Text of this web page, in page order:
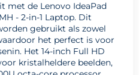
met de Lenovo IdeaPad
- 2-in-1 Laptop. Dit
gebruikt als zowel
het perfect is voor
Het 14-inch Full HD
kristalheldere beelden,